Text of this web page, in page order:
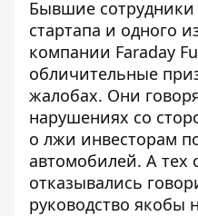
Бывшие сотрудники
стартапа и одного
компании Faraday
обличительные
жалобах. Они
нарушениях со
о лжи инвесторам
автомобилей. А тех
отказывались
руководство якобы